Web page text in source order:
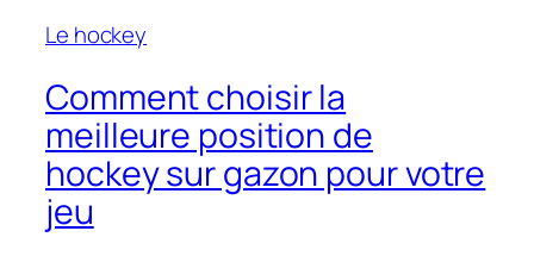
Le hockey
Comment choisir la
meilleure position de
hockey sur gazon pour votre
jeu